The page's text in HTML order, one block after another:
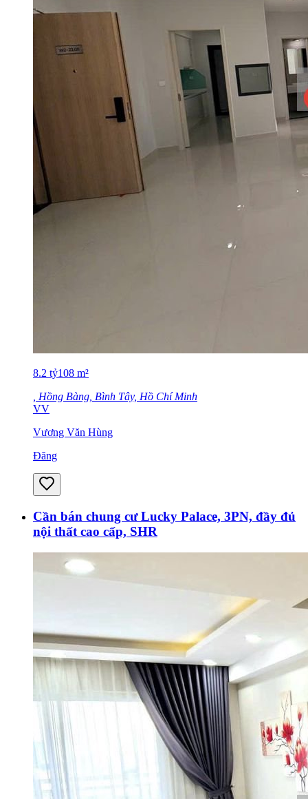
8.2 tỷ108 m²
, Hồng Bàng, Bình Tây, Hồ Chí Minh
VV
Vương Văn Hùng
Đăng
Cần bán chung cư Lucky Palace, 3PN, đầy đủ
nội thất cao cấp, SHR